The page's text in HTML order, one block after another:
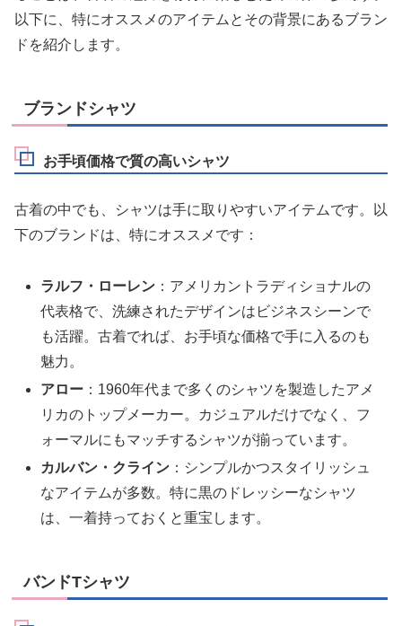
以下に、特にオススメのアイテムとその背景にあるブラン
ドを紹介します。
ブランドシャツ
お手頃価格で質の高いシャツ
古着の中でも、シャツは手に取りやすいアイテムです。以
下のブランドは、特にオススメです：
ラルフ・ローレン ：アメリカントラディショナルの
代表格で、洗練されたデザインはビジネスシーンで
も活躍。古着でれば、お手頃な価格で手に入るのも
魅力。
アロー ：1960年代まで多くのシャツを製造したアメ
リカのトップメーカー。カジュアルだけでなく、フ
ォーマルにもマッチするシャツが揃っています。
カルバン・クライン ：シンプルかつスタイリッシュ
なアイテムが多数。特に黒のドレッシーなシャツ
は、一着持っておくと重宝します。
バンドTシャツ